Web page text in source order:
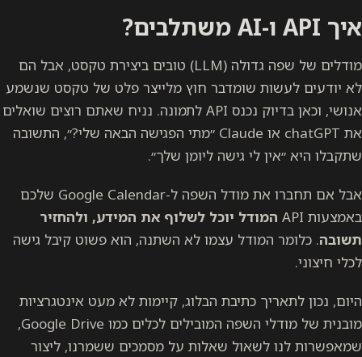
איך API ו-AI משתלבים?
מודלים של שפה גדולה (LLM) טובים ביצירת טקסט, אבל הם
לא יודעים לעשות שומדבר חוץ מלייצר פלט של טקסט שנשמע
אנושי, וכאן בדיוק נכנס API לתמונה. נניח שאתם רוצים שואלים
את chatGPT או Claude ״מתי הפגישה הבאה שלי?״, התשובה
שתקבלו היא ״אין לי גישה ליומן שלך״.
אבל אם תחברו את מודל השפה ל-Google Calendar שלכם
באמצעות API
המודל יוכל לשלוף את המידע, ולהחזיר
תשובה. כלומר המודל עצמו לא השתנה, הוא פשוט קיבל גישה
לכלי חיצוני.
היום, נכון לתאריך כתיבת הבלוג, קיימות לא מעט אינטגרציות
מובנית של מודלי השפה המובילים לכלים כמו Google Drive,
שמאפשרות לנו לשאול שאלות על מסמכים ששמרנו, ליצור